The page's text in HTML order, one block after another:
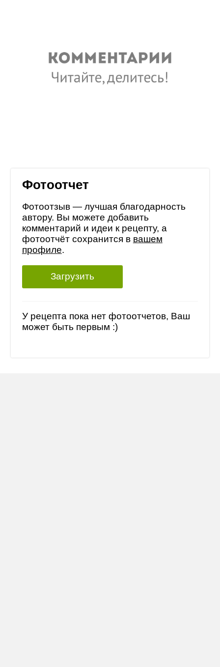
Фотоотчет
Фотоотзыв — лучшая благодарность
автору. Вы можете добавить
комментарий и идеи к рецепту, а
фотоотчёт сохранится в вашем
профиле.
Загрузить
У рецепта пока нет фотоотчетов, Ваш
может быть первым :)